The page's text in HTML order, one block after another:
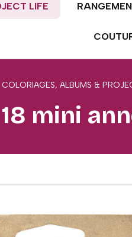
LIFE
COLORIAGES, ALBUMS &
18 mini